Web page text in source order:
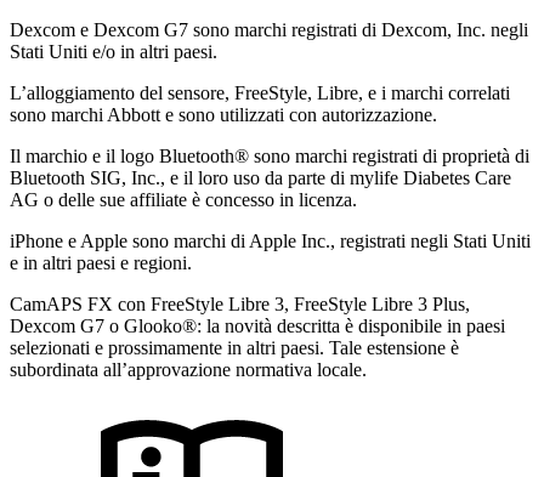
Dexcom e Dexcom G7 sono marchi registrati di Dexcom, Inc. negli
Stati Uniti e/o in altri paesi.
L’alloggiamento del sensore, FreeStyle, Libre, e i marchi correlati
sono marchi Abbott e sono utilizzati con autorizzazione.
Il marchio e il logo Bluetooth® sono marchi registrati di proprietà di
Bluetooth SIG, Inc., e il loro uso da parte di mylife Diabetes Care
AG o delle sue affiliate è concesso in licenza.
iPhone e Apple sono marchi di Apple Inc., registrati negli Stati Uniti
e in altri paesi e regioni.
CamAPS FX con FreeStyle Libre 3, FreeStyle Libre 3 Plus,
Dexcom G7 o Glooko®: la novità descritta è disponibile in paesi
selezionati e prossimamente in altri paesi. Tale estensione è
subordinata all’approvazione normativa locale.